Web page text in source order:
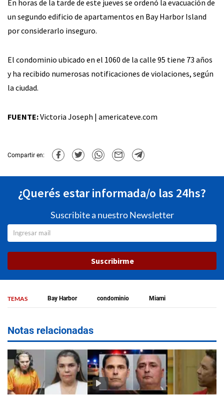
En horas de la tarde de este jueves se ordenó la evacuación de
un segundo edificio de apartamentos en Bay Harbor Island
por considerarlo inseguro.
El condominio ubicado en el 1060 de la calle 95 tiene 73 años
y ha recibido numerosas notificaciones de violaciones, según
la ciudad.
FUENTE:Victoria Joseph | americateve.com
Compartir en:
¿Querés estar informada/o las 24hs?
Suscribite a nuestro Newsletter
Suscribirme
TEMAS Bay Harbor condominio Miami
Notas relacionadas